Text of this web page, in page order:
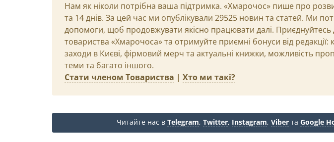
Нам як ніколи потрібна ваша підтримка. «Хмарочос» пише про
та 14 днів. За цей час ми опублікували 29525 новин та статей. Ми
допомоги, щоб продовжувати якісно працювати далі. Приєднуйтесь
товариства «Хмарочоса» та отримуйте приємні бонуси від редакції:
заходи в Києві, фірмовий мерч та актуальні книжки, можливість
теми та багато іншого.
Стати членом Товариства | Хто ми такі?
Читайте нас в Telegram, Twitter, Instagram, Viber та Google